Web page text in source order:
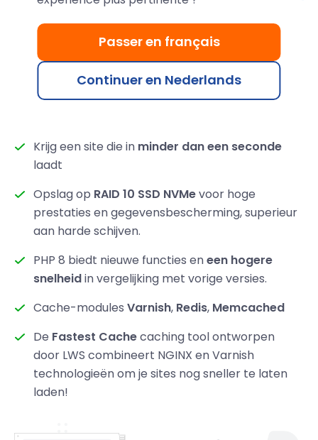
Ultrasnelle cPanel Hosting
Krijg een site die in minder dan een seconde
laadt
Opslag op RAID 10 SSD NVMevoor hoge
prestaties en gegevensbescherming, superieur
aan harde schijven.
PHP 8 biedt nieuwe functies eneen hogere
snelheidin vergelijking met vorige versies.
Cache-modulesVarnish, Redis, Memcached
De Fastest Cachecaching tool ontworpen
door LWS combineert NGINX en Varnish
technologieën om je sites nog sneller te laten
laden!
Passer en français
Continuer en Nederlands